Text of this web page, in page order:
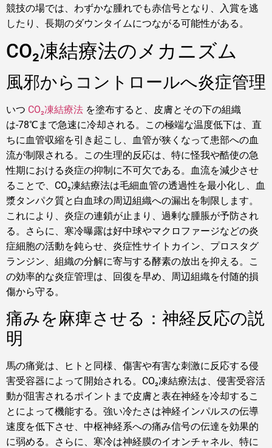
競技の場では、わずかな腫れでも赤信号となり、入賞を逃
したり、長期のダウンタイムにつながる可能性がある。
CO₂凍結療法のメカニズム
風邪からコントロールへ炎症管理
いつ CO₂凍結療法 を塗布すると、皮膚とその下の組織
は-78℃まで急速に冷却される。この極端な温度低下は、直
ちに血管収縮を引き起こし、血管が狭くなって患部への血
流が制限される。この生理的反応は、特に怪我や酷使の急
性期における炎症の抑制に不可欠である。血流を減少させ
ることで、CO₂凍結療法は毛細血管の透過性を最小化し、血
漿タンパク質と白血球の周辺組織への漏出を制限します。
これにより、炎症の連鎖が止まり、過剰な腫脹が予防され
る。さらに、寒冷曝露は好中球やマクロファージなどの炎
症細胞の活動を鈍らせ、炎症性サイトカイン、プロスタグ
ランジン、組織の分解に寄与する酵素の放出を抑える。こ
の効率的な炎症管理は、回復を早め、周辺組織を付随的損
傷から守る。
痛みを麻痺させる：神経反応の説
明
馬の痛覚は、ヒトと同様、傷害や有害な刺激に反応する侵
害受容器によって開始される。CO₂凍結療法は、侵害受容活
動が阻害されるポイントまで皮膚と表在神経を冷却するこ
とによって機能する。強い冷たさは神経インパルスの伝導
速度を低下させ、中枢神経系への痛み信号の伝達を効果的
に弱める。さらに、寒冷は神経膜のイオンチャネル、特に